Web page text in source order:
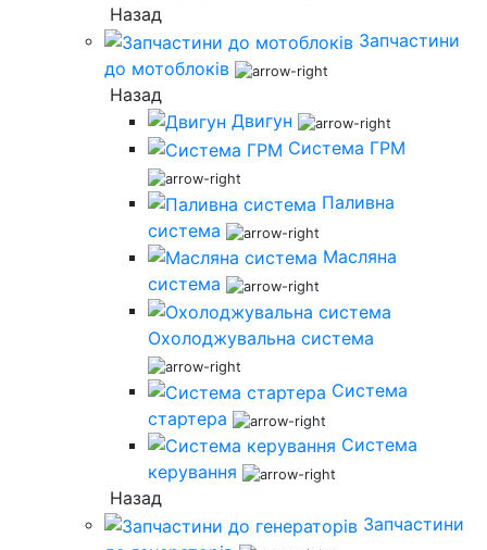
Назад
Запчастини
до мотоблоків
Назад
Двигун
Система ГРМ
Паливна
система
Масляна
система
Охолоджувальна система
Система
стартера
Система
керування
Назад
Запчастини